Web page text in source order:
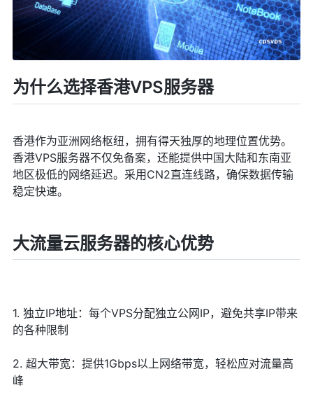
为什么选择香港VPS服务器
香港作为亚洲网络枢纽，拥有得天独厚的地理位置优势。
香港VPS服务器不仅免备案，还能提供中国大陆和东南亚
地区极低的网络延迟。采用CN2直连线路，确保数据传输
稳定快速。
大流量云服务器的核心优势
1. 独立IP地址：每个VPS分配独立公网IP，避免共享IP带来
的各种限制
2. 超大带宽：提供1Gbps以上网络带宽，轻松应对流量高
峰